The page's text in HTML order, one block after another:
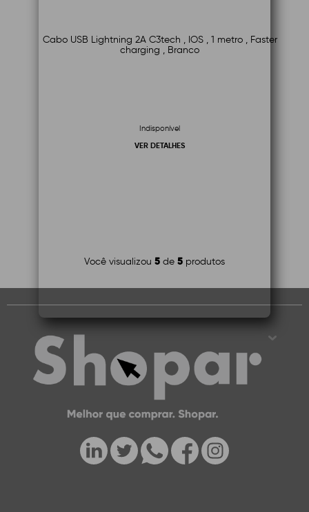
Cabo USB Lightning 2A C3tech , IOS , 1 metro , Faster
charging , Branco
Indisponível
VER DETALHES
Você visualizou 5 de 5 produtos